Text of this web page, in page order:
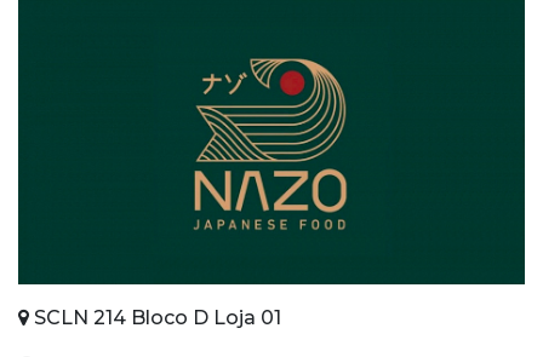
SCLN 214 Bloco D Loja 01